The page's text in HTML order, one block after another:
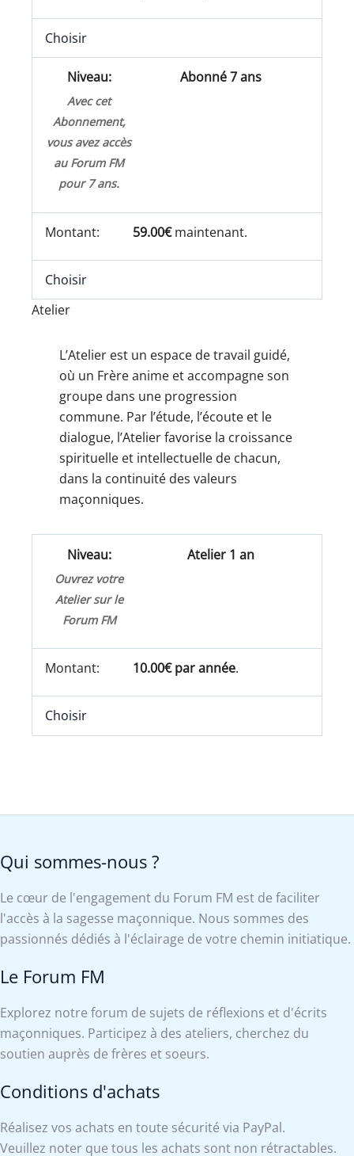
Choisir
Abonné 7 ans
Avec cet
Abonnement,
vous avez accès
au Forum FM
pour 7 ans.
59.00€maintenant.
Choisir
Atelier
L’Atelier est un espace de travail guidé,
où un Frère anime et accompagne son
groupe dans une progression
commune. Par l’étude, l’écoute et le
dialogue, l’Atelier favorise la croissance
spirituelle et intellectuelle de chacun,
dans la continuité des valeurs
maçonniques.
Atelier 1 an
Ouvrez votre
Atelier sur le
Forum FM
10.00€ par année.
Choisir
Qui sommes-nous ?
Le cœur de l'engagement du Forum FM est de faciliter
l'accès à la sagesse maçonnique. Nous sommes des
passionnés dédiés à l'éclairage de votre chemin initiatique.
Le Forum FM
Explorez notre forum de sujets de réflexions et d'écrits
maçonniques. Participez à des ateliers, cherchez du
soutien auprès de frères et soeurs.
Conditions d'achats
Réalisez vos achats en toute sécurité via PayPal.
Veuillez noter que tous les achats sont non rétractables.